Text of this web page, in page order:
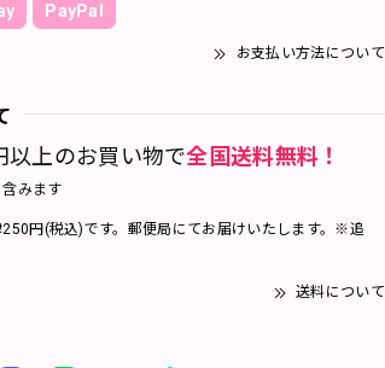
PayPal
お支払い方法について
以上のお買い物で全国送料無料！
みます
円(税込)です。郵便局にてお届けいたします。※追
送料について